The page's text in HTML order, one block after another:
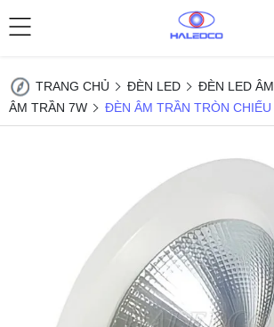
TRANG CHỦ ĐÈN LED ĐÈN LED
ÂM TRẦN 7W
ĐÈN ÂM TRẦN TRÒN